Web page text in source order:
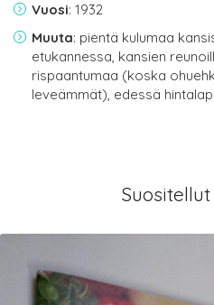
Vuosi: 1932
Muuta: pientä kulumaa
etukannessa, kansien
rispaantumaa (koska
leveämmät), edessä